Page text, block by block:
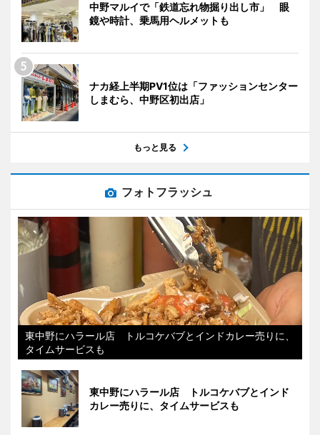
中野マルイで「鉄道忘れ物掘り出し市」 眼
鏡や時計、乗馬用ヘルメットも
ナカ経上半期PV1位は「ファッションセンター
しまむら、中野区初出店」
もっと見る
フォトフラッシュ
東中野にハラール店 トルコケバブとインドカレー売りに、
タイムサービスも
東中野にハラール店 トルコケバブとインド
カレー売りに、タイムサービスも